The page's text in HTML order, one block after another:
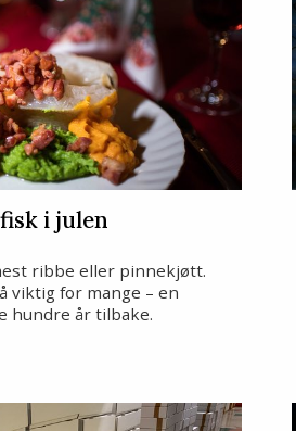
i julen
ribbe eller pinnekjøtt.
viktig for mange – en
hundre år tilbake.